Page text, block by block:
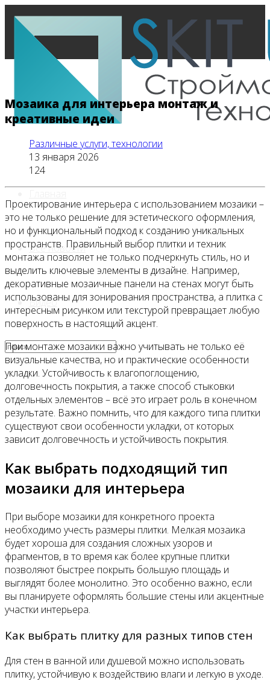
Все новости
Видео
Мозаика для интерьера монтаж и
креативные идеи
Различные услуги, технологии
13 января 2026
124
Проектирование интерьера с использованием мозаики –
это не только решение для эстетического оформления,
но и функциональный подход к созданию уникальных
пространств. Правильный выбор плитки и техник
монтажа позволяет не только подчеркнуть стиль, но и
выделить ключевые элементы в дизайне. Например,
декоративные мозаичные панели на стенах могут быть
использованы для зонирования пространства, а плитка с
интересным рисунком или текстурой превращает любую
поверхность в настоящий акцент.
При монтаже мозаики важно учитывать не только её
визуальные качества, но и практические особенности
укладки. Устойчивость к влагопоглощению,
долговечность покрытия, а также способ стыковки
отдельных элементов – всё это играет роль в конечном
результате. Важно помнить, что для каждого типа плитки
существуют свои особенности укладки, от которых
зависит долговечность и устойчивость покрытия.
Как выбрать подходящий тип
мозаики для интерьера
При выборе мозаики для конкретного проекта
необходимо учесть размеры плитки. Мелкая мозаика
будет хороша для создания сложных узоров и
фрагментов, в то время как более крупные плитки
позволяют быстрее покрыть большую площадь и
выглядят более монолитно. Это особенно важно, если
вы планируете оформлять большие стены или акцентные
участки интерьера.
Как выбрать плитку для разных типов стен
Для стен в ванной или душевой можно использовать
плитку, устойчивую к воздействию влаги и легкую в уходе.